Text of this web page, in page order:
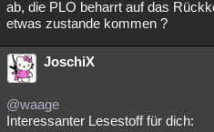
ab, die PLO beharrt auf das
etwas zustande kommen ?
JoschiX
@waage
Interessanter Lesestoff für dich: